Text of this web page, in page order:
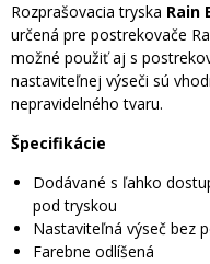
Rozprašovacia tryska Rain
určená pre postrekovače
možné použiť aj s
nastaviteľnej výseči sú
nepravidelného tvaru.
Špecifikácie
Dodávané s ľahko
pod tryskou
Nastaviteľná výseč bez
Farebne odlíšená